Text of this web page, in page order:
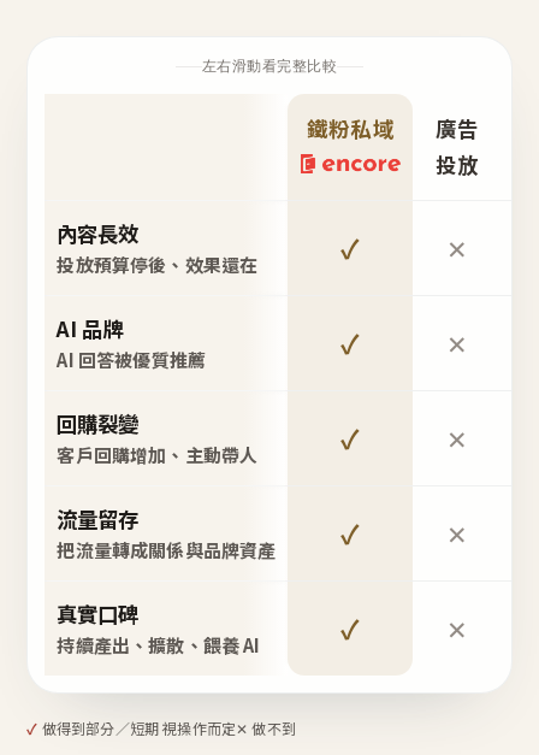
左右滑動看完整比較
鐵粉私域
廣告
投放
內容長效
投放預算停後、效果還在 ✓ ✕
AI 品牌
AI 回答被優質推薦 ✓ ✕
回購裂變
客戶回購增加、主動帶人 ✓ ✕
流量留存
把流量轉成關係與品牌資產 ✓ ✕
真實口碑
持續產出、擴散、餵養 AI ✓ ✕
✓ 做得到部分／短期 視操作而定✕ 做不到